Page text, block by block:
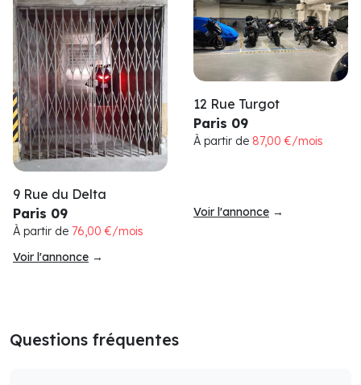
9 Rue du Delta
Paris 09
À partir de 76,00 €/mois
Voir l'annonce →
12 Rue Turgot
Paris 09
À partir de 87,00 €/mois
Voir l'annonce →
Questions fréquentes